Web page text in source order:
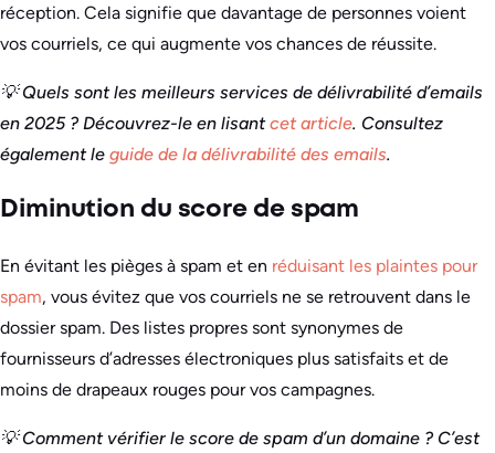
réception. Cela signifie que davantage de personnes voient
vos courriels, ce qui augmente vos chances de réussite.
💡 Quels sont les meilleurs services de délivrabilité d’emails
en 2025 ? Découvrez-le en lisant cet article. Consultez
également le guide de la délivrabilité des emails.
Diminution du score de spam
En évitant les pièges à spam et en réduisant les plaintes pour
spam, vous évitez que vos courriels ne se retrouvent dans le
dossier spam. Des listes propres sont synonymes de
fournisseurs d’adresses électroniques plus satisfaits et de
moins de drapeaux rouges pour vos campagnes.
💡 Comment vérifier le score de spam d’un domaine ? C’est